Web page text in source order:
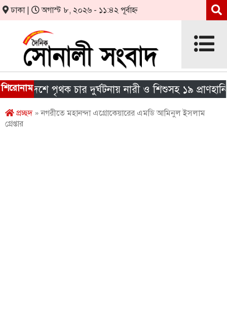
ঢাকা | অগাস্ট ৮, ২০২৬ - ১১:৪২ পূর্বাহ্ন
শিরোনাম
দেশে পৃথক চার দুর্ঘটনায় নারী ও শিশুসহ ১৯ প্রাণহানি
প্রচ্ছদ» নগরীতে মহানন্দা এগ্রোকেয়ারের এমডি আমিনুল ইসলাম
গ্রেপ্তার